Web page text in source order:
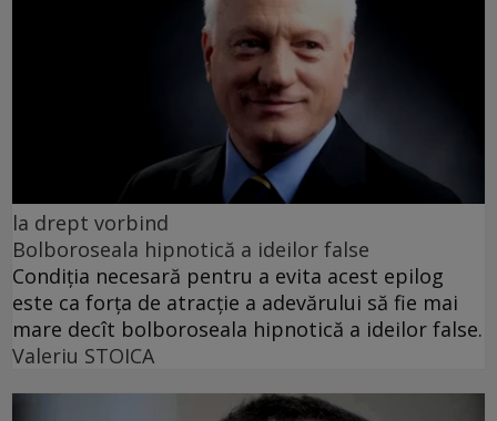
la drept vorbind
Bolboroseala hipnotică a ideilor false
Condiția necesară pentru a evita acest epilog
este ca forța de atracție a adevărului să fie mai
mare decît bolboroseala hipnotică a ideilor false.
Valeriu STOICA